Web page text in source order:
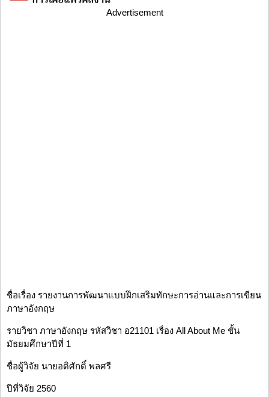
Advertisement
ชื่อเรื่อง รายงานการพัฒนาแบบฝึกเสริมทักษะการอ่านและการเขียน
ภาษาอังกฤษ
รายวิชา ภาษาอังกฤษ รหัสวิชา อ21101 เรื่อง All About Me ชั้น
มัธยมศึกษาปีที่ 1
ชื่อผู้วิจัย นายอดิศักดิ์ พลศรี
ปีที่วิจัย 2560